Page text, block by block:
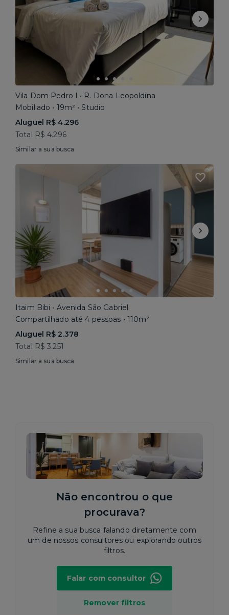
Vila Dom Pedro I • R. Dona Leopoldina
Mobiliado • 19m² • Studio
Aluguel R$ 4.296
Total R$ 4.296
Similar a sua busca
Itaim Bibi • Avenida São Gabriel
Compartilhado até 4 pessoas • 110m²
Aluguel R$ 2.378
Total R$ 3.251
Similar a sua busca
Não encontrou o que
procurava?
Refine a sua busca falando diretamente com
um de nossos consultores ou explorando outros
filtros.
Remover filtros
Falar com consultor